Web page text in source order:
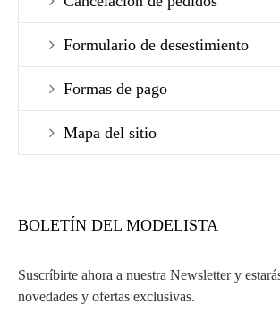
Formulario de desestimiento
Formas de pago
Mapa del sitio
BOLETÍN DEL MODELISTA
Suscríbirte ahora a nuestra Newsletter y
novedades y ofertas exclusivas.